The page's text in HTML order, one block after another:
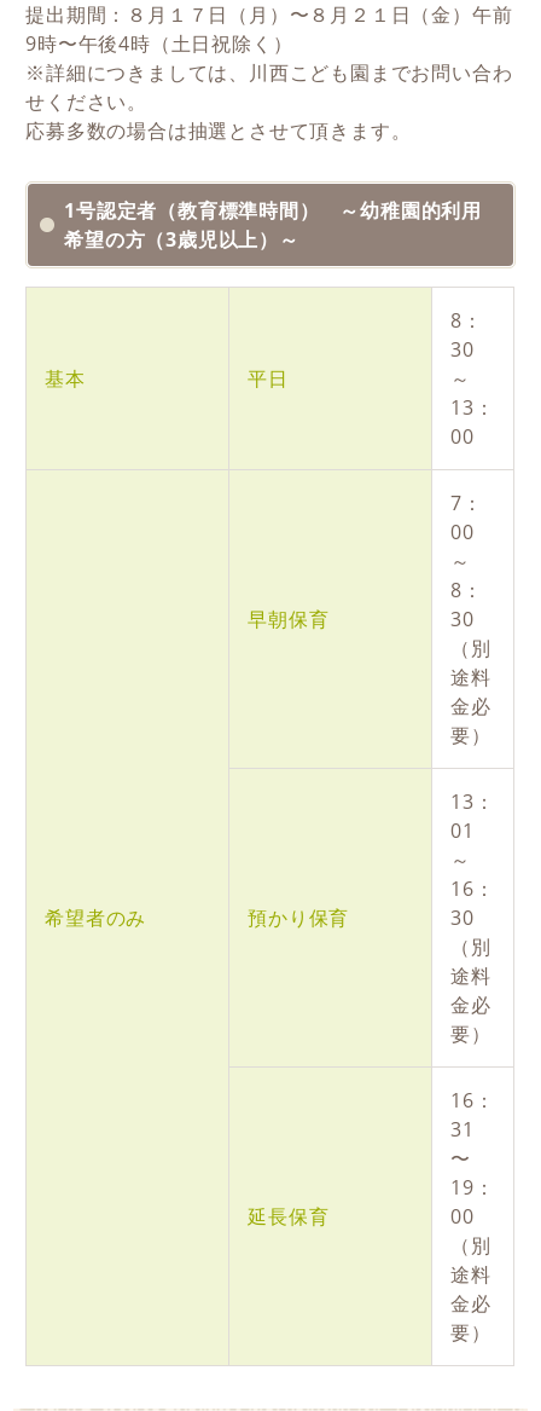
提出期間：８⽉１７⽇（月）〜８⽉２１⽇（金）午前
9時〜午後4時（土日祝除く）
※詳細につきましては、川西こども園までお問い合わ
せください。
応募多数の場合は抽選とさせて頂きます。
1号認定者（教育標準時間） ～幼稚園的利用
希望の方（3歳児以上）～
基本 平日
8：
30
～
13：
00
希望者のみ
早朝保育
7：
00
～
8：
30
（別
途料
金必
要）
預かり保育
13：
01
～
16：
30
（別
途料
金必
要）
延長保育
16：
31
〜
19：
00
（別
途料
⾦必
要）